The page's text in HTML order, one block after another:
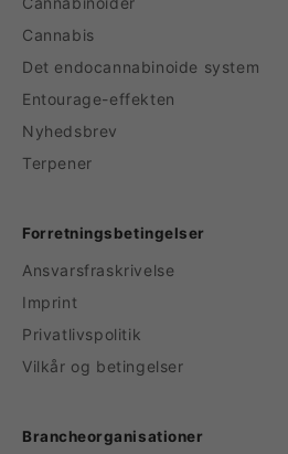
Cannabis
Det endocannabinoide system
Entourage-effekten
Nyhedsbrev
Terpener
Forretningsbetingelser
Ansvarsfraskrivelse
Imprint
Privatlivspolitik
Vilkår og betingelser
Brancheorganisationer